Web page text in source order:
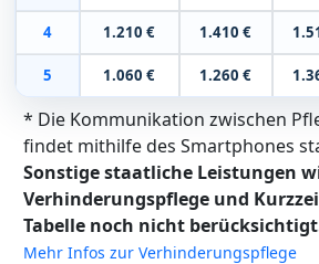
4 1.210 € 1.410 €
5 1.060 € 1.260 €
* Die Kommunikation zwischen
findet mithilfe des Smartphones
Sonstige staatliche Leistungen
Verhinderungspflege und
Tabelle noch nicht
Mehr Infos zur Verhinderungspflege